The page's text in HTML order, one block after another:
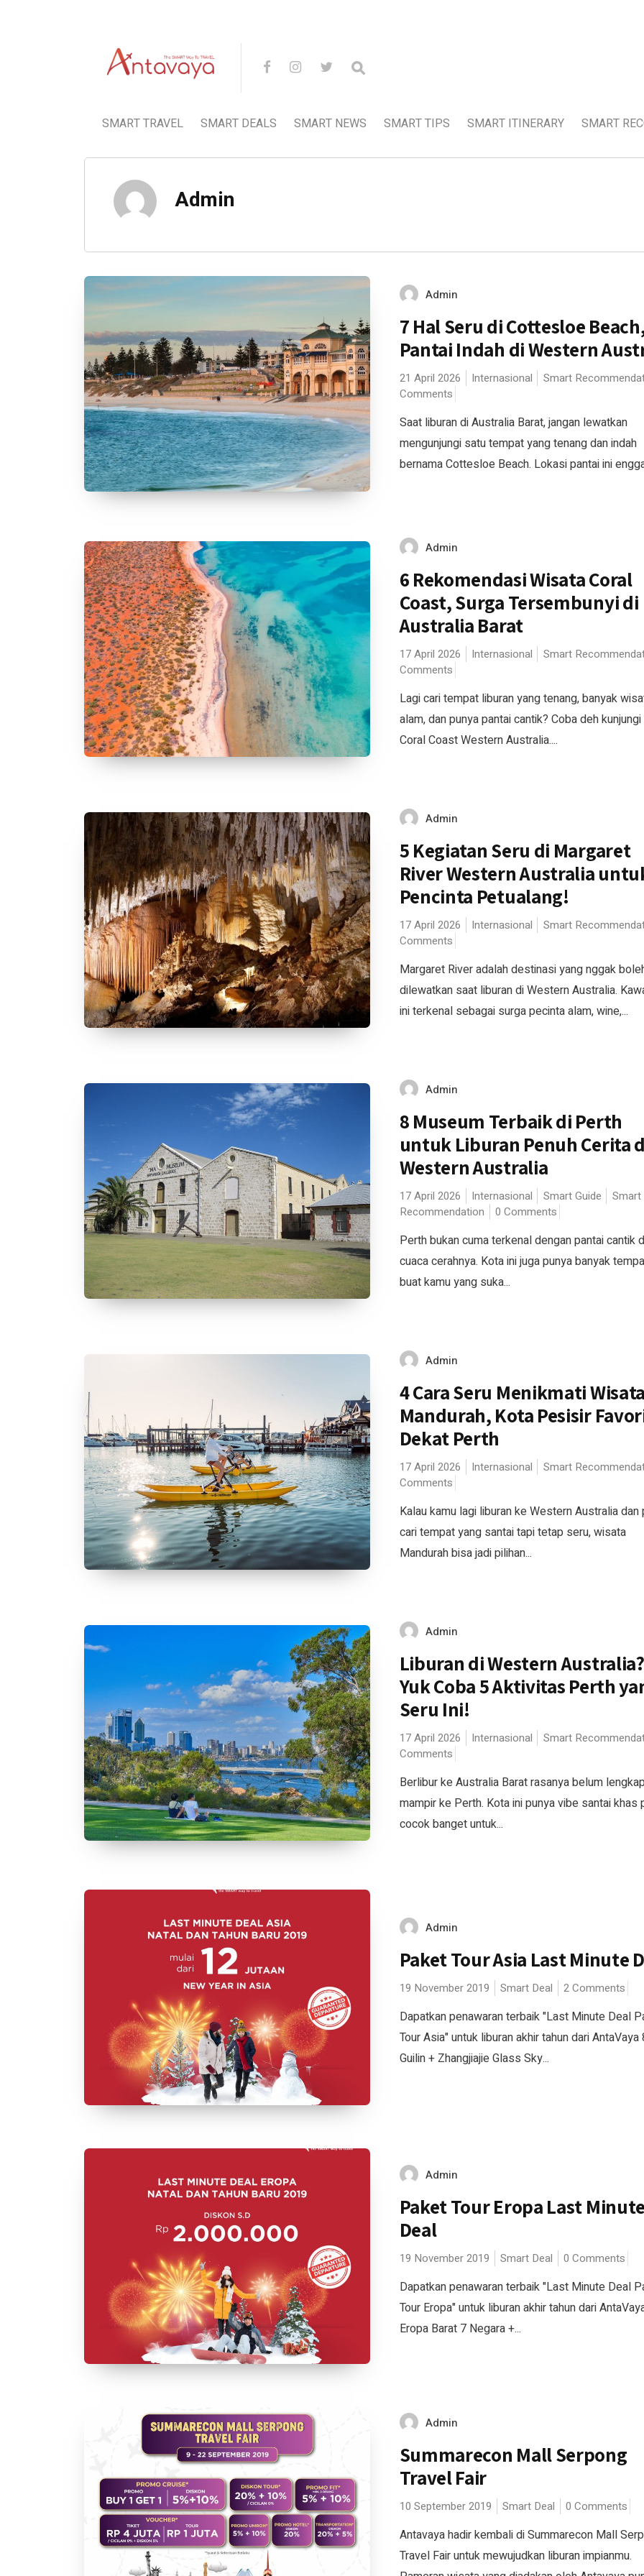
SMART TRAVEL SMART DEALS SMART NEWS SMART TIPS SMART ITINERARY SMART
Admin
Admin
7 Hal Seru di Cottesloe
Pantai Indah di Western
21 April 2026 Internasional Smart
Comments
Saat liburan di Australia Barat, jangan lewatkan
mengunjungi satu tempat yang tenang dan indah
bernama Cottesloe Beach. Lokasi pantai ini
Admin
6 Rekomendasi Wisata Coral
Coast, Surga Tersembunyi di
Australia Barat
17 April 2026 Internasional Smart
Comments
Lagi cari tempat liburan yang tenang, banyak
alam, dan punya pantai cantik? Coba deh
Coral Coast Western Australia....
Admin
5 Kegiatan Seru di Margaret
River Western Australia
Pencinta Petualang!
17 April 2026 Internasional Smart
Comments
Margaret River adalah destinasi yang nggak
dilewatkan saat liburan di Western Australia.
ini terkenal sebagai surga pecinta alam, wine,...
Admin
8 Museum Terbaik di Perth
untuk Liburan Penuh Cerita
Western Australia
17 April 2026 Internasional Smart Guide
Smart
Recommendation
0 Comments
Perth bukan cuma terkenal dengan pantai cantik
cuaca cerahnya. Kota ini juga punya banyak
buat kamu yang suka...
Admin
4 Cara Seru Menikmati Wisata
Mandurah, Kota Pesisir
Dekat Perth
17 April 2026 Internasional Smart
Comments
Kalau kamu lagi liburan ke Western Australia dan
cari tempat yang santai tapi tetap seru, wisata
Mandurah bisa jadi pilihan...
Admin
Liburan di Western Australia?
Yuk Coba 5 Aktivitas Perth
Seru Ini!
17 April 2026 Internasional Smart
Comments
Berlibur ke Australia Barat rasanya belum
mampir ke Perth. Kota ini punya vibe santai khas
cocok banget untuk...
Admin
Paket Tour Asia Last Minute
19 November 2019 Smart Deal 2 Comments
Dapatkan penawaran terbaik "Last Minute Deal
Tour Asia" untuk liburan akhir tahun dari AntaVaya
Guilin + Zhangjiajie Glass Sky...
Admin
Paket Tour Eropa Last Minute
Deal
19 November 2019 Smart Deal 0 Comments
Dapatkan penawaran terbaik "Last Minute Deal
Tour Eropa" untuk liburan akhir tahun dari
Eropa Barat 7 Negara +...
Admin
Summarecon Mall Serpong
Travel Fair
10 September 2019 Smart Deal 0 Comments
Antavaya hadir kembali di Summarecon Mall
Travel Fair untuk mewujudkan liburan impianmu.